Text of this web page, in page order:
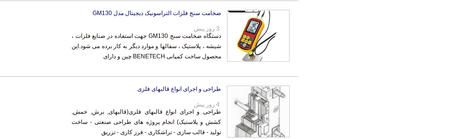
ضخامت سنج فلزات التراسونیک دیجیتال مدل GM130
دستگاه ضخامت سنج GM130 جهت استفاده در صنایع فلزات ،
شیشه ، پلاستیک ، سفالها و موارد دیگر به کار برده می شود.این
محصول ساخت کمپانی BENETECH چین و دارای
3 روز پیش
طراحی و اجرای انواع قالبهای فلزی
طراحی و اجرای انواع قالبهای فلزی(قالبهای, برش, خمش,
کشش و پلاستیک) انجام پروژه های طراحی صنعتی - ساخت
تولید - قالب سازی - تراشکاری - فرز کاری - تزریق
4 روز پیش